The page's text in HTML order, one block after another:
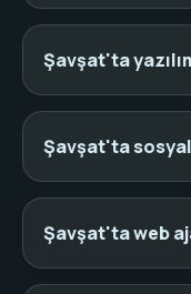
Şavşat'ta
Şavşat'ta sosyal
Şavşat'ta web